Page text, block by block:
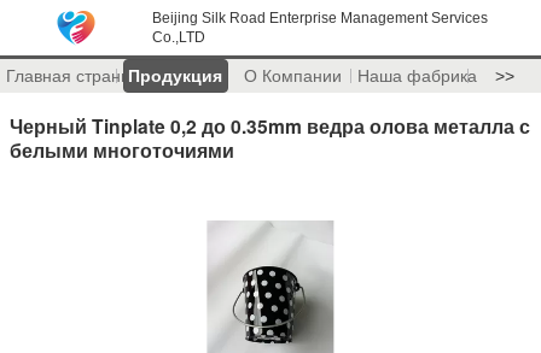
Beijing Silk Road Enterprise Management Services
Co.,LTD
Главная страницаПродукция О Компании Наша фабрика >>
Черный Tinplate 0,2 до 0.35mm ведра олова металла с
белыми многоточиями